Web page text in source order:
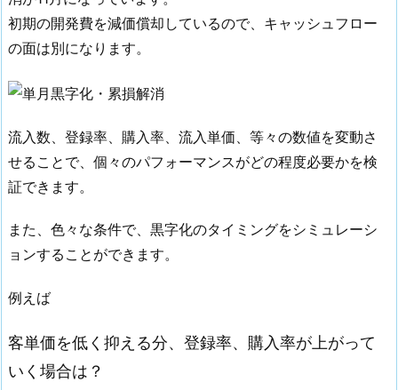
初期の開発費を減価償却しているので、キャッシュフロー
の面は別になります。
流入数、登録率、購入率、流入単価、等々の数値を変動さ
せることで、個々のパフォーマンスがどの程度必要かを検
証できます。
また、色々な条件で、黒字化のタイミングをシミュレーシ
ョンすることができます。
例えば
客単価を低く抑える分、登録率、購入率が上がって
いく場合は？